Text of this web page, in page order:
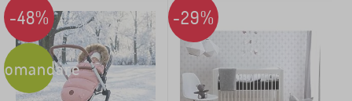
-48% -29%